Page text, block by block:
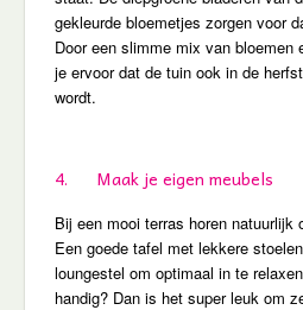
gekleurde bloemetjes zorgen voor
Door een slimme mix van bloemen
je ervoor dat de tuin ook in de
wordt.
4. Maak je eigen meubels
Bij een mooi terras horen natuurlijk
Een goede tafel met lekkere
loungestel om optimaal in te
handig? Dan is het super leuk om